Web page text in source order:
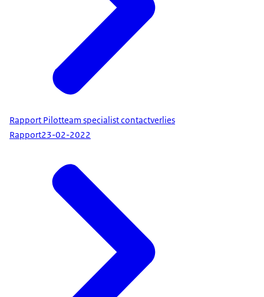
Rapport Pilotteam specialist contactverlies
Rapport23-02-2022